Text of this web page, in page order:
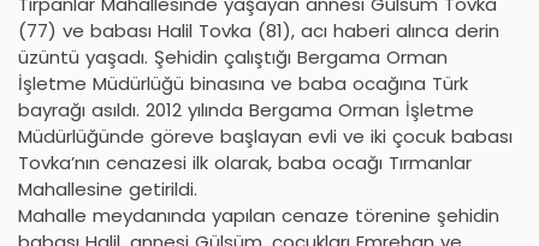
(77) ve babası Halil Tovka (81), acı haberi alınca derin
üzüntü yaşadı. Şehidin çalıştığı Bergama Orman
İşletme Müdürlüğü binasına ve baba ocağına Türk
bayrağı asıldı. 2012 yılında Bergama Orman İşletme
Müdürlüğünde göreve başlayan evli ve iki çocuk babası
Tovka’nın cenazesi ilk olarak, baba ocağı Tırmanlar
Mahallesine getirildi.
Mahalle meydanında yapılan cenaze törenine şehidin